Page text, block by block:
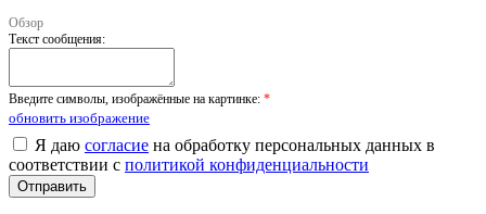
Обзор
Текст сообщения:
Введите символы, изображённые на картинке: *
обновить изображение
Я даю согласие на обработку персональных данных в
соответствии с политикой конфиденциальности